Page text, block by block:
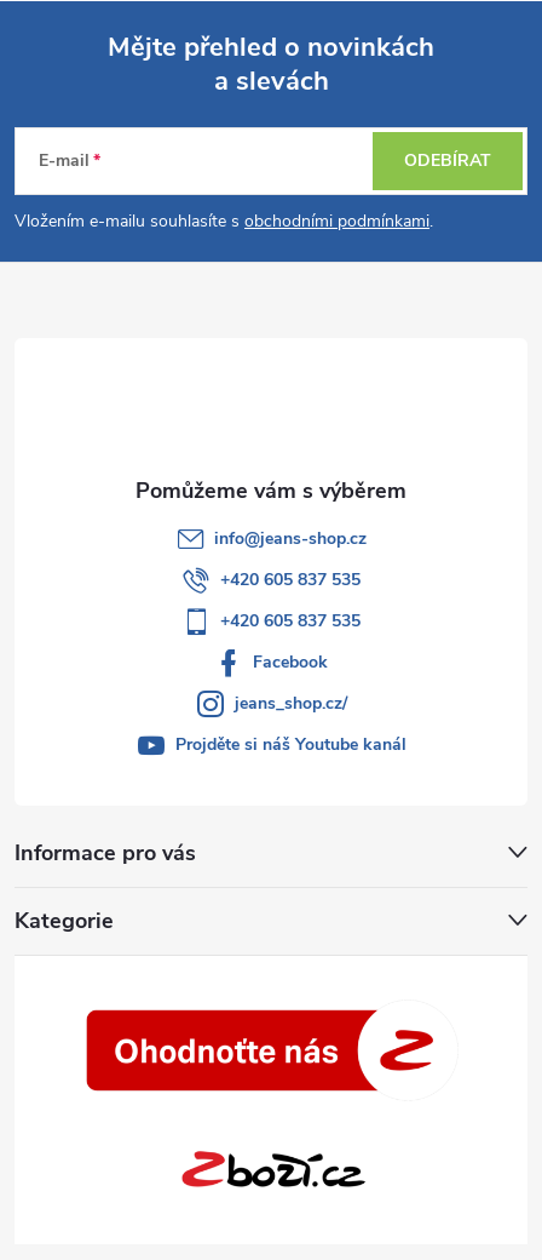
p
a
Mějte přehled o novinkách
a slevách
E-mail
Vložením e-mailu souhlasíte s obchodními podmínkami.
ODEBÍRAT
Informace pro vás
Kategorie
info@jeans-shop.cz
+420 605 837 535
+420 605 837 535
Facebook
jeans_shop.cz/
Projděte si náš Youtube kanál